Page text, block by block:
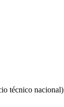
técnico nacional)